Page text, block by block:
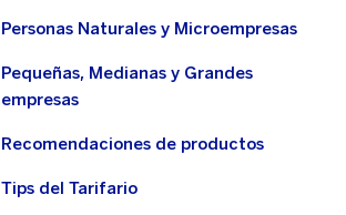
Personas Naturales y Microempresas
Pequeñas, Medianas y Grandes
empresas
Recomendaciones de productos
Tips del Tarifario